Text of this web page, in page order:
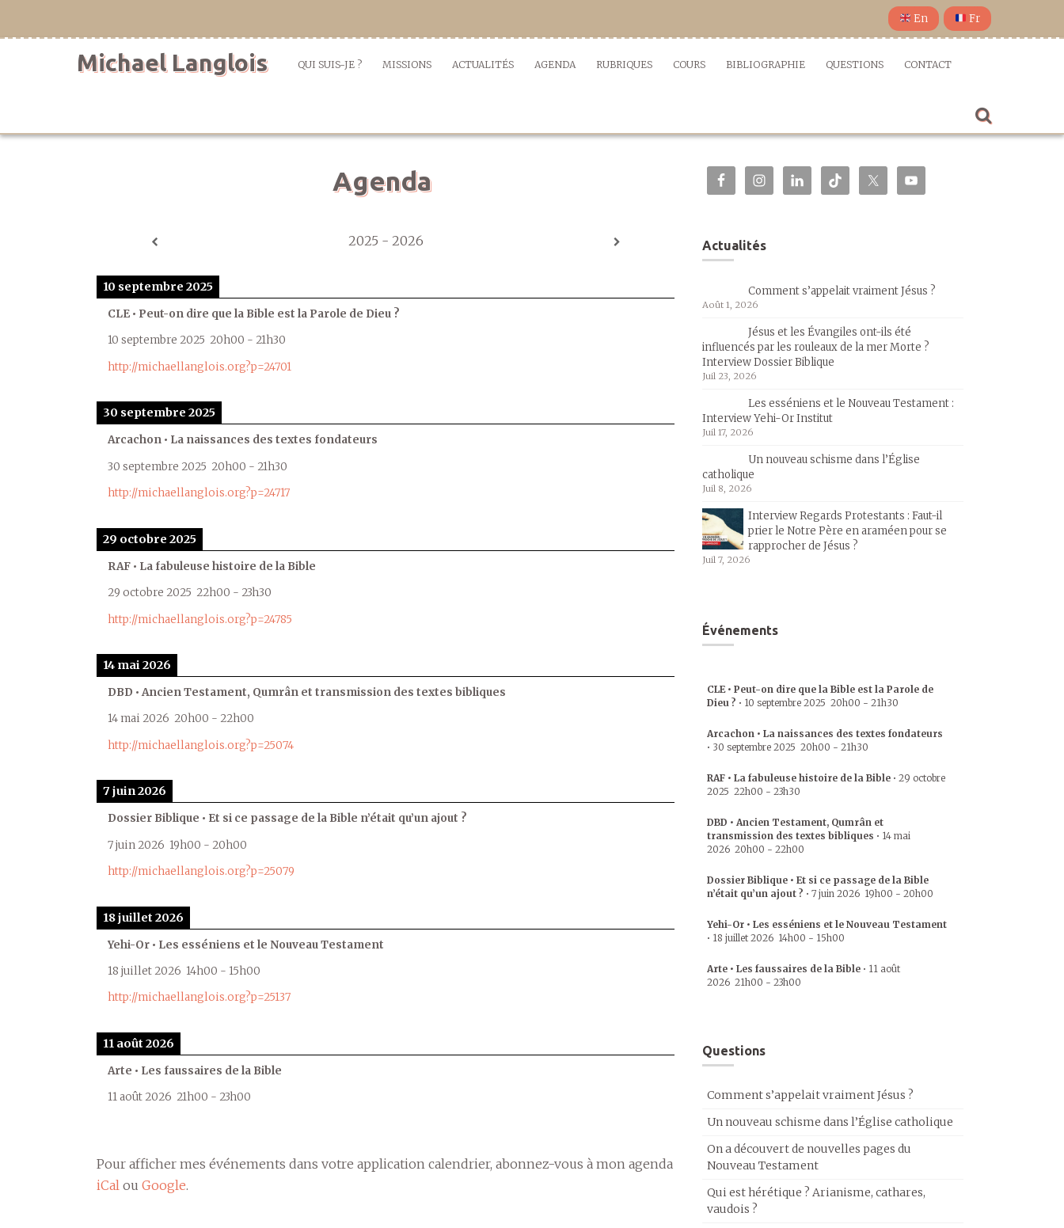
En Fr
Michael Langlois QUI SUIS-JE ? MISSIONS ACTUALITÉS AGENDA RUBRIQUES COURS BIBLIOGRAPHIE QUESTIONS CONTACT
Agenda
2025 - 2026
10 septembre 2025
CLE • Peut-on dire que la Bible est la Parole de Dieu ?
10 septembre 2025 20h00 - 21h30
http://michaellanglois.org?p=24701
30 septembre 2025
Arcachon • La naissances des textes fondateurs
30 septembre 2025 20h00 - 21h30
http://michaellanglois.org?p=24717
29 octobre 2025
RAF • La fabuleuse histoire de la Bible
29 octobre 2025 22h00 - 23h30
http://michaellanglois.org?p=24785
14 mai 2026
DBD • Ancien Testament, Qumrân et transmission des textes bibliques
14 mai 2026 20h00 - 22h00
http://michaellanglois.org?p=25074
7 juin 2026
Dossier Biblique • Et si ce passage de la Bible n’était qu’un ajout ?
7 juin 2026 19h00 - 20h00
http://michaellanglois.org?p=25079
18 juillet 2026
Yehi-Or • Les esséniens et le Nouveau Testament
18 juillet 2026 14h00 - 15h00
http://michaellanglois.org?p=25137
11 août 2026
Arte • Les faussaires de la Bible
11 août 2026 21h00 - 23h00
Pour afficher mes événements dans votre application calendrier, abonnez-vous à mon agenda
iCal ou Google.
Actualités
Comment s’appelait vraiment Jésus ?
Août 1, 2026
Jésus et les Évangiles ont-ils été
influencés par les rouleaux de la mer Morte ?
Interview Dossier Biblique
Juil 23, 2026
Les esséniens et le Nouveau Testament :
Interview Yehi-Or Institut
Juil 17, 2026
Un nouveau schisme dans l’Église
catholique
Juil 8, 2026
Interview Regards Protestants : Faut-il
prier le Notre Père en araméen pour se
rapprocher de Jésus ?
Juil 7, 2026
Événements
CLE • Peut-on dire que la Bible est la Parole de
Dieu ? • 10 septembre 2025 20h00 - 21h30
Arcachon • La naissances des textes fondateurs
• 30 septembre 2025 20h00 - 21h30
RAF • La fabuleuse histoire de la Bible • 29 octobre
2025 22h00 - 23h30
DBD • Ancien Testament, Qumrân et
transmission des textes bibliques • 14 mai
2026 20h00 - 22h00
Dossier Biblique • Et si ce passage de la Bible
n’était qu’un ajout ? • 7 juin 2026 19h00 - 20h00
Yehi-Or • Les esséniens et le Nouveau Testament
• 18 juillet 2026 14h00 - 15h00
Arte • Les faussaires de la Bible • 11 août
2026 21h00 - 23h00
Questions
Comment s’appelait vraiment Jésus ?
Un nouveau schisme dans l’Église catholique
On a découvert de nouvelles pages du
Nouveau Testament
Qui est hérétique ? Arianisme, cathares,
vaudois ?